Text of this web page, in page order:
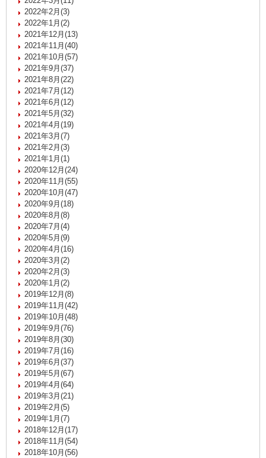
2022年2月(3)
2022年1月(2)
2021年12月(13)
2021年11月(40)
2021年10月(57)
2021年9月(37)
2021年8月(22)
2021年7月(12)
2021年6月(12)
2021年5月(32)
2021年4月(19)
2021年3月(7)
2021年2月(3)
2021年1月(1)
2020年12月(24)
2020年11月(55)
2020年10月(47)
2020年9月(18)
2020年8月(8)
2020年7月(4)
2020年5月(9)
2020年4月(16)
2020年3月(2)
2020年2月(3)
2020年1月(2)
2019年12月(8)
2019年11月(42)
2019年10月(48)
2019年9月(76)
2019年8月(30)
2019年7月(16)
2019年6月(37)
2019年5月(67)
2019年4月(64)
2019年3月(21)
2019年2月(5)
2019年1月(7)
2018年12月(17)
2018年11月(54)
2018年10月(56)